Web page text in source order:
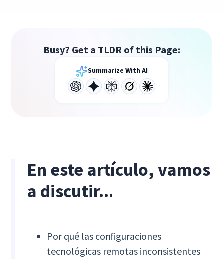
Busy? Get a TLDR of this Page:
Summarize With AI
En este artículo, vamos
a discutir...
Por qué las configuraciones
tecnológicas remotas inconsistentes